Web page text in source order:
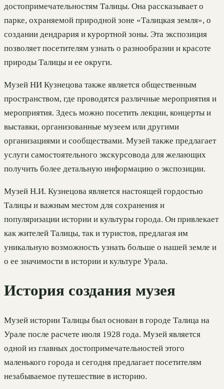
достопримечательностям Талицы. Она рассказывает о
парке, охраняемой природной зоне «Талицкая земля», о
создании дендрария и курортной зоны. Эта экспозиция
позволяет посетителям узнать о разнообразии и красоте
природы Талицы и ее округи.
Музей НИ Кузнецова также является общественным
пространством, где проводятся различные мероприятия и
мероприятия. Здесь можно посетить лекции, концерты и
выставки, организованные музеем или другими
организациями и сообществами. Музей также предлагает
услуги самостоятельного экскурсовода для желающих
получить более детальную информацию о экспозиции.
Музей Н.И. Кузнецова является настоящей гордостью
Талицы и важным местом для сохранения и
популяризации истории и культуры города. Он привлекает
как жителей Талицы, так и туристов, предлагая им
уникальную возможность узнать больше о нашей земле и
о ее значимости в истории и культуре Урала.
История создания музея
Музей истории Талицы был основан в городе Талица на
Урале после расчете июля 1928 года. Музей является
одной из главных достопримечательностей этого
маленького города и сегодня предлагает посетителям
незабываемое путешествие в историю.